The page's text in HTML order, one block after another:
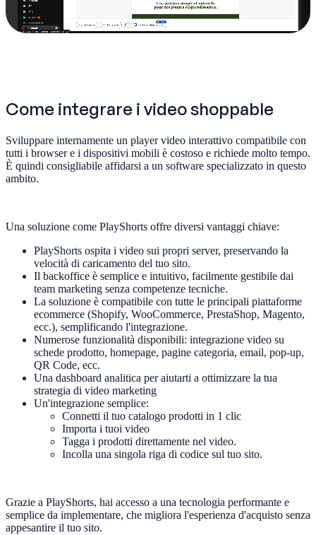
Come integrare i video shoppable
Sviluppare internamente un player video interattivo compatibile con
tutti i browser e i dispositivi mobili è costoso e richiede molto tempo.
È quindi consigliabile affidarsi a un software specializzato in questo
ambito.
Una soluzione come PlayShorts offre diversi vantaggi chiave:
PlayShorts ospita i video sui propri server, preservando la
velocità di caricamento del tuo sito.
Il backoffice è semplice e intuitivo, facilmente gestibile dai
team marketing senza competenze tecniche.
La soluzione è compatibile con tutte le principali piattaforme
ecommerce (Shopify, WooCommerce, PrestaShop, Magento,
ecc.), semplificando l'integrazione.
Numerose funzionalità disponibili: integrazione video su
schede prodotto, homepage, pagine categoria, email, pop-up,
QR Code, ecc.
Una dashboard analitica per aiutarti a ottimizzare la tua
strategia di video marketing
Un'integrazione semplice:
Connetti il tuo catalogo prodotti in 1 clic
Importa i tuoi video
Tagga i prodotti direttamente nel video.
Incolla una singola riga di codice sul tuo sito.
Grazie a PlayShorts, hai accesso a una tecnologia performante e
semplice da implementare, che migliora l'esperienza d'acquisto senza
appesantire il tuo sito.